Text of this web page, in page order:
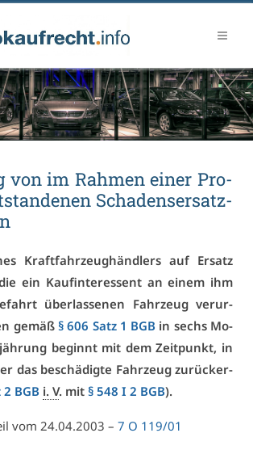
von im Rah­men ei­ner Pro­
Scha­dens­er­satz­
Kraft­fahr­zeug­händ­lers auf Er­satz
ein Kauf­in­ter­es­sent an ei­nem ihm
über­las­se­nen Fahr­zeug ver­ur­
ge­mäß § 606 Satz 1 BGB in sechs Mo­
be­ginnt mit dem Zeit­punkt, in
das be­schä­dig­te Fahr­zeug zu­rück­er­
2 BGB i. V. mit § 548 I 2 BGB).
vom 24.04.2003 – 7 O 119/01